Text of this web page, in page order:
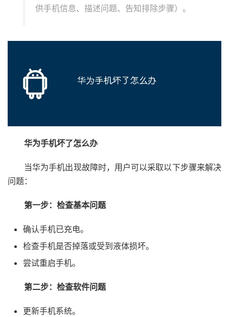
供手机信息、描述问题、告知排除步骤）。
华为手机坏了怎么办
当华为手机出现故障时，用户可以采取以下步骤来解决
问题：
第一步：检查基本问题
确认手机已充电。
检查手机是否掉落或受到液体损坏。
尝试重启手机。
第二步：检查软件问题
更新手机系统。